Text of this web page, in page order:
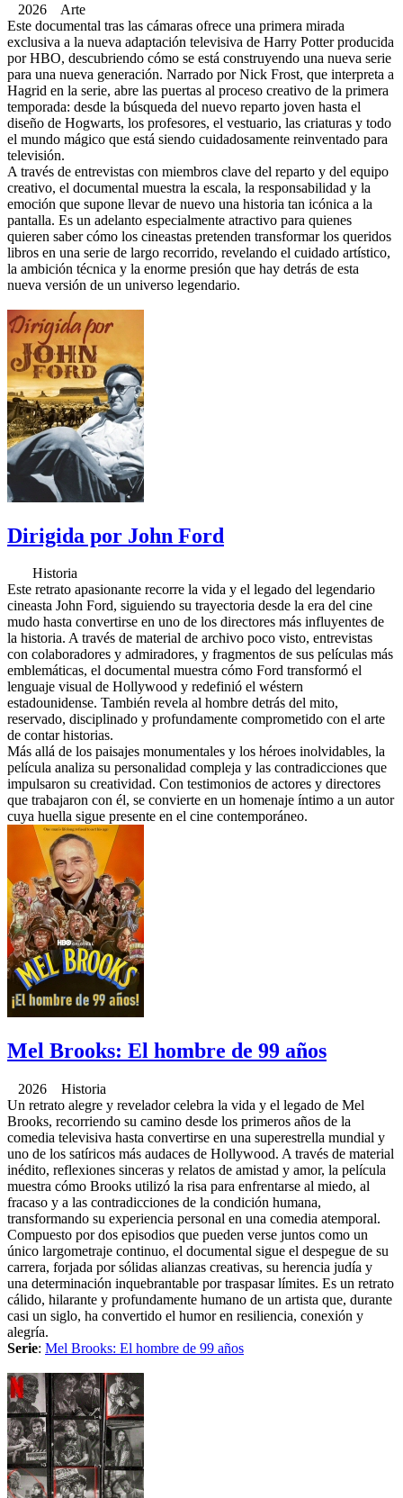
2026 Arte
Este documental tras las cámaras ofrece una primera mirada
exclusiva a la nueva adaptación televisiva de Harry Potter producida
por HBO, descubriendo cómo se está construyendo una nueva serie
para una nueva generación. Narrado por Nick Frost, que interpreta a
Hagrid en la serie, abre las puertas al proceso creativo de la primera
temporada: desde la búsqueda del nuevo reparto joven hasta el
diseño de Hogwarts, los profesores, el vestuario, las criaturas y todo
el mundo mágico que está siendo cuidadosamente reinventado para
televisión.
A través de entrevistas con miembros clave del reparto y del equipo
creativo, el documental muestra la escala, la responsabilidad y la
emoción que supone llevar de nuevo una historia tan icónica a la
pantalla. Es un adelanto especialmente atractivo para quienes
quieren saber cómo los cineastas pretenden transformar los queridos
libros en una serie de largo recorrido, revelando el cuidado artístico,
la ambición técnica y la enorme presión que hay detrás de esta
nueva versión de un universo legendario.
Dirigida por John Ford
Historia
Este retrato apasionante recorre la vida y el legado del legendario
cineasta John Ford, siguiendo su trayectoria desde la era del cine
mudo hasta convertirse en uno de los directores más influyentes de
la historia. A través de material de archivo poco visto, entrevistas
con colaboradores y admiradores, y fragmentos de sus películas más
emblemáticas, el documental muestra cómo Ford transformó el
lenguaje visual de Hollywood y redefinió el wéstern
estadounidense. También revela al hombre detrás del mito,
reservado, disciplinado y profundamente comprometido con el arte
de contar historias.
Más allá de los paisajes monumentales y los héroes inolvidables, la
película analiza su personalidad compleja y las contradicciones que
impulsaron su creatividad. Con testimonios de actores y directores
que trabajaron con él, se convierte en un homenaje íntimo a un autor
cuya huella sigue presente en el cine contemporáneo.
Mel Brooks: El hombre de 99 años
2026 Historia
Un retrato alegre y revelador celebra la vida y el legado de Mel
Brooks, recorriendo su camino desde los primeros años de la
comedia televisiva hasta convertirse en una superestrella mundial y
uno de los satíricos más audaces de Hollywood. A través de material
inédito, reflexiones sinceras y relatos de amistad y amor, la película
muestra cómo Brooks utilizó la risa para enfrentarse al miedo, al
fracaso y a las contradicciones de la condición humana,
transformando su experiencia personal en una comedia atemporal.
Compuesto por dos episodios que pueden verse juntos como un
único largometraje continuo, el documental sigue el despegue de su
carrera, forjada por sólidas alianzas creativas, su herencia judía y
una determinación inquebrantable por traspasar límites. Es un retrato
cálido, hilarante y profundamente humano de un artista que, durante
casi un siglo, ha convertido el humor en resiliencia, conexión y
alegría.
Serie: Mel Brooks: El hombre de 99 años